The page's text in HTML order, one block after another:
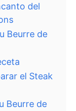
del
Beurre de
el Steak
Beurre de